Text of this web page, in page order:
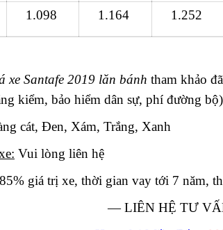
1.098 1.164 1.252
xe Santafe 2019 lăn bánh tham khảo
kiểm, bảo hiểm dân sự, phí đường
cát, Đen, Xám, Trắng, Xanh
Vui lòng liên hệ
giá trị xe, thời gian vay tới 7 năm,
— LIÊN HỆ TƯ